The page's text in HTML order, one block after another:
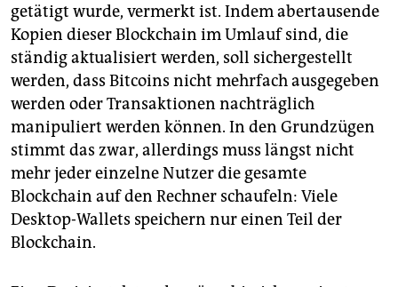
getätigt wurde, vermerkt ist. Indem abertausende
Kopien dieser Blockchain im Umlauf sind, die
ständig aktualisiert werden, soll sichergestellt
werden, dass Bitcoins nicht mehrfach ausgegeben
werden oder Transaktionen nachträglich
manipuliert werden können. In den Grundzügen
stimmt das zwar, allerdings muss längst nicht
mehr jeder einzelne Nutzer die gesamte
Blockchain auf den Rechner schaufeln: Viele
Desktop-Wallets speichern nur einen Teil der
Blockchain.